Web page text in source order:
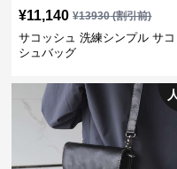
¥11,140 ¥13930(割引前)
サコッシュ 洗練シンプル サコ
シュバッグ